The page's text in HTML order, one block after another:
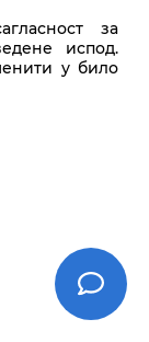
за
испод.
у било